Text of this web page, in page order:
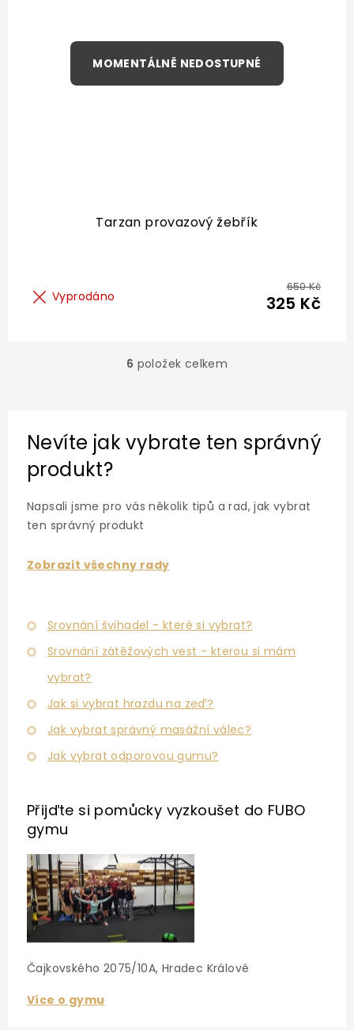
Tarzan provazový žebřík
Vyprodáno
650 Kč
325 Kč
O
d
a
r
s
6 položek celkem
Nevíte jak vybrate ten správný
produkt?
Napsali jsme pro vás několik tipů a rad, jak vybrat
ten správný produkt
Zobrazit všechny rady
Srovnání švihadel - které si vybrat?
Srovnání zátěžových vest - kterou si mám
vybrat?
Jak si vybrat hrazdu na zeď?
Jak vybrat správný masážní válec?
Jak vybrat odporovou gumu?
Přijďte si pomůcky vyzkoušet do FUBO
gymu
Čajkovského 2075/10A, Hradec Králové
Více o gymu